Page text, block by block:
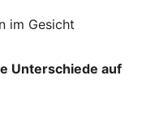
im Gesicht
Unterschiede auf